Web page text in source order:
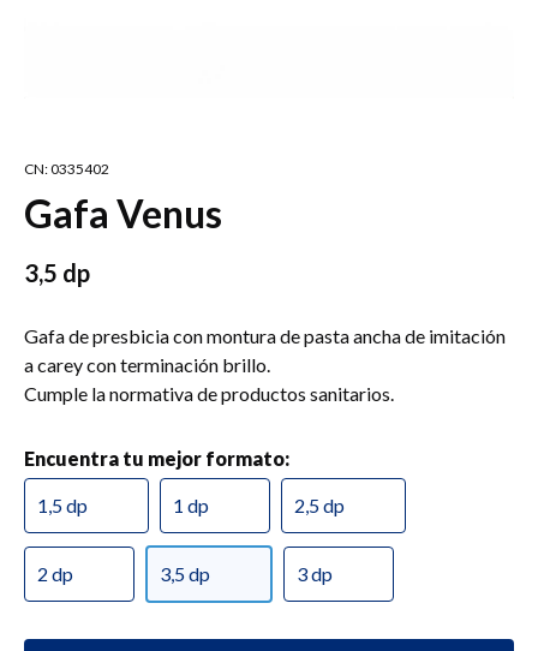
CN: 0335402
Gafa Venus
3,5 dp
Gafa de presbicia con montura de pasta ancha de imitación
a carey con terminación brillo.
Cumple la normativa de productos sanitarios.
Encuentra tu mejor formato:
1,5 dp 1 dp 2,5 dp
2 dp 3,5 dp 3 dp